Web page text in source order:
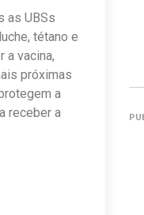
as UBSs
tétano e
a vacina,
próximas
a
receber a